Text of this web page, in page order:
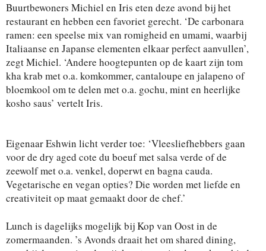
Buurtbewoners Michiel en Iris eten deze avond bij het
restaurant en hebben een favoriet gerecht. ‘De carbonara
ramen: een speelse mix van romigheid en umami, waarbij
Italiaanse en Japanse elementen elkaar perfect aanvullen’,
zegt Michiel. ‘Andere hoogtepunten op de kaart zijn tom
kha krab met o.a. komkommer, cantaloupe en jalapeno of
bloemkool om te delen met o.a. gochu, mint en heerlijke
kosho saus’ vertelt Iris.
Eigenaar Eshwin licht verder toe: ‘Vleesliefhebbers gaan
voor de dry aged cote du boeuf met salsa verde of de
zeewolf met o.a. venkel, doperwt en bagna cauda.
Vegetarische en vegan opties? Die worden met liefde en
creativiteit op maat gemaakt door de chef.’
Lunch is dagelijks mogelijk bij Kop van Oost in de
zomermaanden. ’s Avonds draait het om shared dining,